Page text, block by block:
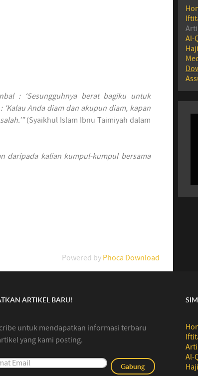
: ‘Sesungguhnya berat bagiku untuk
Anda diam dan akupun diam, kapan
(Syaikhul Islam Ibnu Taimiyah dalam
daripada kalian kumpul-kumpul bersama
Powered by Phoca Download
Al-
ARTIKEL BARU!
untuk mendapatkan informasi terbaru
yang kami posting.
Al-